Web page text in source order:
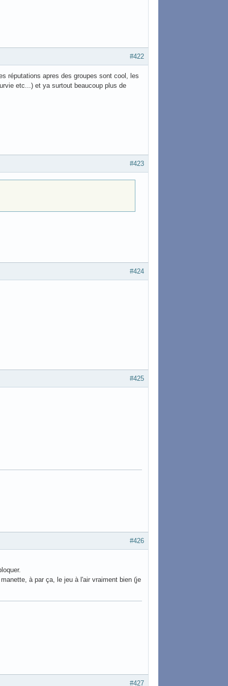
#422
réputations apres des groupes sont cool, les
etc...) et ya surtout beaucoup plus de
#423
#424
#425
#426
à par ça, le jeu à l'air vraiment bien (je
#427